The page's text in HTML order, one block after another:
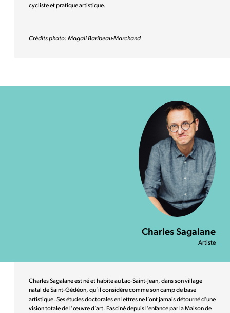
cycliste et pratique artistique.
Crédits photo: Magali Baribeau-Marchand
Charles Sagalane
Artiste
Charles Sagalane est né et habite au Lac-Saint-Jean, dans son village
natal de Saint-Gédéon, qu’il considère comme son camp de base
artistique. Ses études doctorales en lettres ne l’ont jamais détourné d’une
vision totale de l’œuvre d’art. Fasciné depuis l’enfance par la Maison de